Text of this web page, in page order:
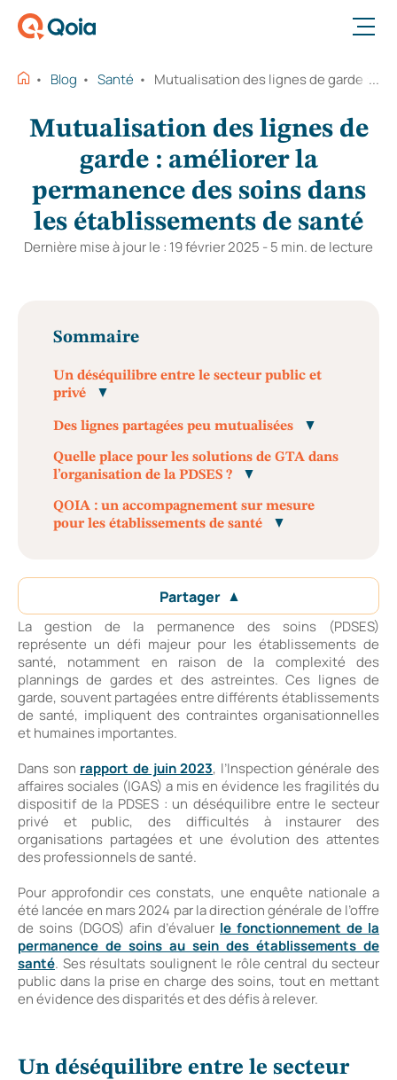
Ouvrir le menu
Blog Santé Mutualisation des lignes de garde :
Mutualisation des lignes de
garde : améliorer la
permanence des soins dans
les établissements de santé
Dernière mise à jour le : 19 février 2025 - 5 min. de lecture
Sommaire
Un déséquilibre entre le secteur public et
privé
Des lignes partagées peu mutualisées
Quelle place pour les solutions de GTA dans
l’organisation de la PDSES ?
QOIA : un accompagnement sur mesure
pour les établissements de santé
Partager
La gestion de la permanence des soins (PDSES)
représente un défi majeur pour les établissements de
santé, notamment en raison de la complexité des
plannings de gardes et des astreintes. Ces lignes de
garde, souvent partagées entre différents établissements
de santé, impliquent des contraintes organisationnelles
et humaines importantes.
Dans son rapport de juin 2023, l’Inspection générale des
affaires sociales (IGAS) a mis en évidence les fragilités du
dispositif de la PDSES : un déséquilibre entre le secteur
privé et public, des difficultés à instaurer des
organisations partagées et une évolution des attentes
des professionnels de santé.
Pour approfondir ces constats, une enquête nationale a
été lancée en mars 2024 par la direction générale de l’offre
de soins (DGOS) afin d’évaluer le fonctionnement de la
permanence de soins au sein des établissements de
santé. Ses résultats soulignent le rôle central du secteur
public dans la prise en charge des soins, tout en mettant
en évidence des disparités et des défis à relever.
Un déséquilibre entre le secteur